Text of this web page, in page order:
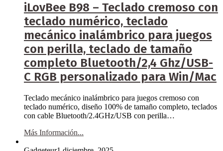
iLovBee B98 – Teclado cremoso con
teclado numérico, teclado
mecánico inalámbrico para juegos
con perilla, teclado de tamaño
completo Bluetooth/2,4 Ghz/USB-
C RGB personalizado para Win/Mac
Teclado mecánico inalámbrico para juegos cremoso con
teclado numérico, diseño 100% de tamaño completo, teclados
con cable Bluetooth/2.4GHz/USB con perilla…
Más Información...